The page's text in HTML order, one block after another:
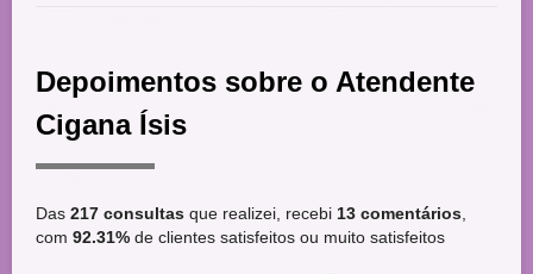
Depoimentos sobre o Atendente
Cigana Ísis
Das 217 consultas que realizei, recebi 13 comentários
com 92.31% de clientes satisfeitos ou muito satisfeitos